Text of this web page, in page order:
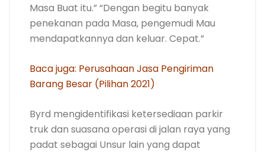
Masa Buat itu.” “Dengan begitu banyak
penekanan pada Masa, pengemudi Mau
mendapatkannya dan keluar. Cepat.”
Baca juga: Perusahaan Jasa Pengiriman
Barang Besar (Pilihan 2021)
Byrd mengidentifikasi ketersediaan parkir
truk dan suasana operasi di jalan raya yang
padat sebagai Unsur lain yang dapat